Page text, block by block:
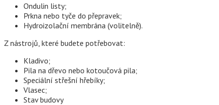
Ondulin listy;
Prkna nebo tyče do přepravek;
Hydroizolační membrána (volitelně).
Z nástrojů, které budete potřebovat:
Kladivo;
Pila na dřevo nebo kotoučová pila;
Speciální střešní hřebíky;
Vlasec;
Stav budovy